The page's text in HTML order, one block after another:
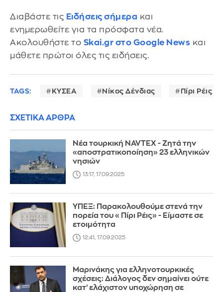
Διαβάστε τις Ειδήσεις σήμερα και
ενημερωθείτε για τα πρόσφατα νέα.
Ακολουθήστε το Skai.gr στο Google News και
μάθετε πρώτοι όλες τις ειδήσεις.
TAGS: ΚΥΣΕΑ Νίκος Δένδιας Πίρι Ρέις
ΣΧΕΤΙΚΑ ΑΡΘΡΑ
Νέα τουρκική NAVTEX - Ζητά την
«αποστρατικοποίηση» 23 ελληνικών
νησιών
13:17, 17.09.2025
ΥΠΕΞ: Παρακολουθούμε στενά την
πορεία του «Πίρι Ρέις» - Είμαστε σε
ετοιμότητα
12:41, 17.09.2025
Μαρινάκης για ελληνοτουρκικές
σχέσεις: Διάλογος δεν σημαίνει ούτε
κατ’ ελάχιστον υποχώρηση σε